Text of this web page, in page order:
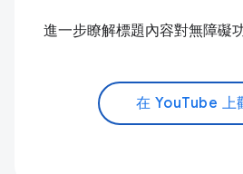
進一步瞭解標題內容對無障礙
在 YouTube 上